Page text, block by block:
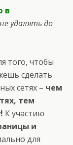
в
удалять до
того, чтобы
сделать
сетях – чем
тем
К участию
и
для